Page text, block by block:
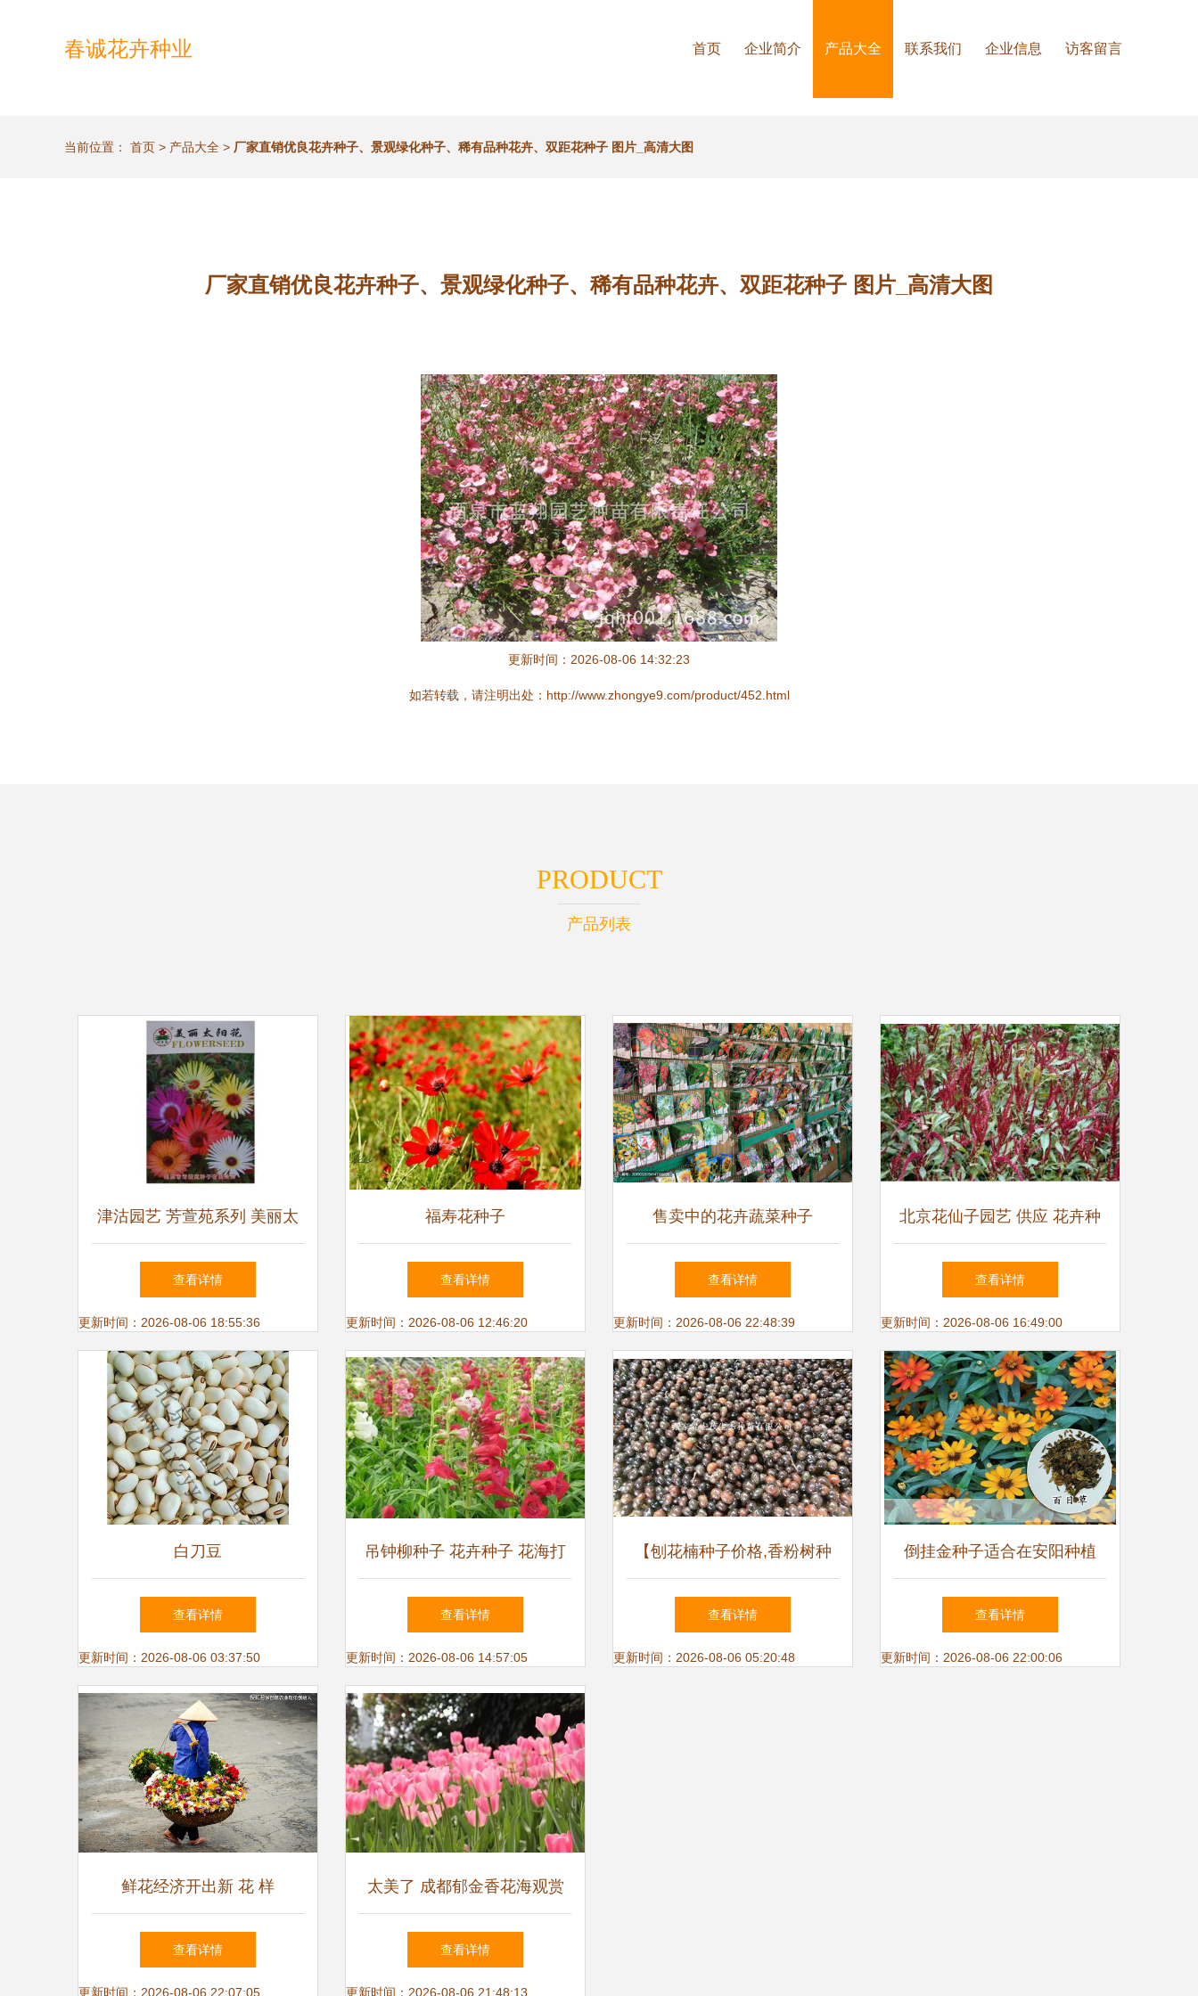
春诚花卉种业 首页 企业简介 产品大全 联系我们 企业信息 访客留言
当前位置： 首页 > 产品大全 > 厂家直销优良花卉种子、景观绿化种子、稀有品种花卉、双距花种子 图片_高清大图
厂家直销优良花卉种子、景观绿化种子、稀有品种花卉、双距花种子 图片_高清大图
更新时间：2026-08-06 14:32:23
如若转载，请注明出处：http://www.zhongye9.com/product/452.html
PRODUCT
产品列表
津沽园艺 芳萱苑系列 美丽太
阳花种子 花卉种子 花种子 家
庭种植 阳台栽培 1包-津沽园
艺-价格 报价 图片
查看详情
更新时间：2026-08-06 18:55:36
福寿花种子
查看详情
更新时间：2026-08-06 12:46:20
售卖中的花卉蔬菜种子
查看详情
更新时间：2026-08-06 22:48:39
北京花仙子园艺 供应 花卉种
子 尾穗苋种子_仙人掌及多浆.
查看详情
更新时间：2026-08-06 16:49:00
白刀豆
查看详情
更新时间：2026-08-06 03:37:50
吊钟柳种子 花卉种子 花海打
造 菊花种子 润枝绿化
查看详情
更新时间：2026-08-06 14:57:05
【刨花楠种子价格,香粉树种
子价格】价格,厂家,花卉种
子、种苗-搜了网
查看详情
更新时间：2026-08-06 05:20:48
倒挂金种子适合在安阳种植
么-江苏四海花卉种子
查看详情
更新时间：2026-08-06 22:00:06
鲜花经济开出新 花 样
查看详情
更新时间：2026-08-06 22:07:05
太美了 成都郁金香花海观赏
点 攻略汇总 部分还免费
查看详情
更新时间：2026-08-06 21:48:13